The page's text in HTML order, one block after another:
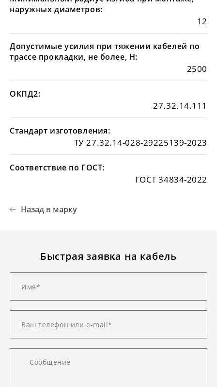
наружных диаметров:
12
Допустимые усилия при тяжении кабелей по
трассе прокладки, не более, Н:
2500
ОКПД2:
27.32.14.111
Стандарт изготовления:
ТУ 27.32.14-028-29225139-2023
Соответствие по ГОСТ:
ГОСТ 34834-2022
Назад в марку
Быстрая заявка на кабель